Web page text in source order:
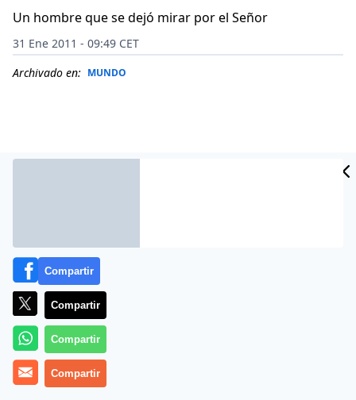
Un hombre que se dejó mirar por el Señor
31 Ene 2011 - 09:49 CET
Archivado en: MUNDO
Más información
Compartir
Compartir
Compartir
Compartir